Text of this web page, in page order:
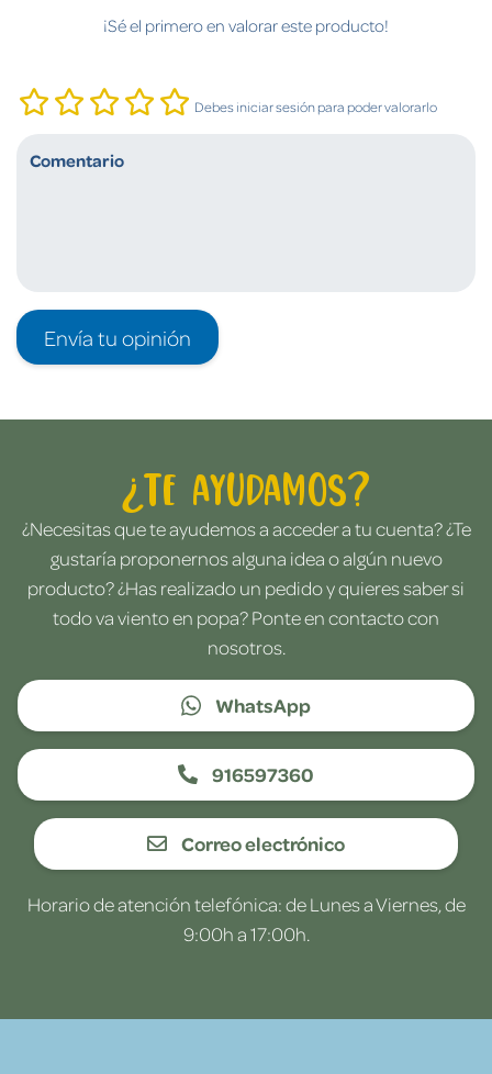
¡Sé el primero en valorar este producto!
Debes iniciar sesión para poder valorarlo
Envía tu opinión
¿Te ayudamos?
¿Necesitas que te ayudemos a acceder a tu cuenta? ¿Te
gustaría proponernos alguna idea o algún nuevo
producto? ¿Has realizado un pedido y quieres saber si
todo va viento en popa? Ponte en contacto con
nosotros.
WhatsApp
916597360
Correo electrónico
Horario de atención telefónica: de Lunes a Viernes, de
9:00h a 17:00h.